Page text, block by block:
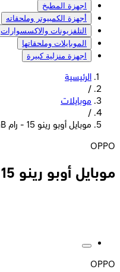
اجهزة المطبخ
أجهزة الكمبيوتر وملحقاته
التلفزيونات والاكسسوارات
الموبايلات وملحقاتها
اجهزة منزلية كبيرة
الرئيسية
/
موبايلات
/
موبايل أوبو رينو 15 - رام 12GB - ذاكرة 256GB
OPPO
موبايل أوبو رينو 15 - رام 12GB - ذاكرة 256GB
OPPO